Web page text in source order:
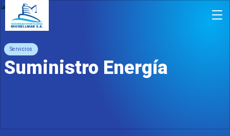
Servicios
Suministro Energía